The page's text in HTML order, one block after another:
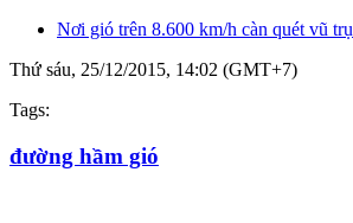
Nơi gió trên 8.600 km/h càn quét vũ trụ
Thứ sáu, 25/12/2015, 14:02 (GMT+7)
Tags:
đường hầm gió